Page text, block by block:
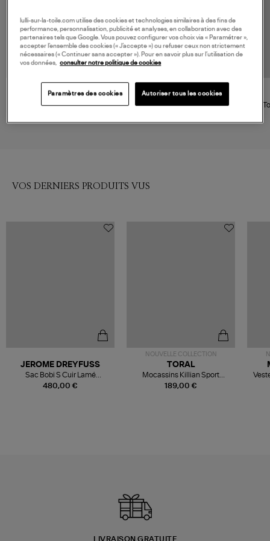
RAILS
Chemise Charli Bluebell
GANNI
Chemise Stretch Cotton Peter
VOS DERNIERS PRODUITS VUS
480,00 €
JEROME DREYFUSS
Sac Bobi S Cuir Lamé
Champagne
NOUVELLE COLLECTION
189,00 €
TORAL
Mocassins Killian Sport
Mousse
LIVRAISON GRATUITE
lulli-sur-la-toile.com utilise des cookies et technologies similaires à des fins de
performance, personnalisation, publicité et analyses, en collaboration avec des
partenaires tels que Google. Vous pouvez configurer vos choix via « Paramétrer »,
accepter l’ensemble des cookies (« J’accepte ») ou refuser ceux non strictement
nécessaires (« Continuer sans accepter »). Pour en savoir plus sur l’utilisation de
vos données, consulter notre politique de cookies
Paramètres des cookies Autoriser tous les cookies